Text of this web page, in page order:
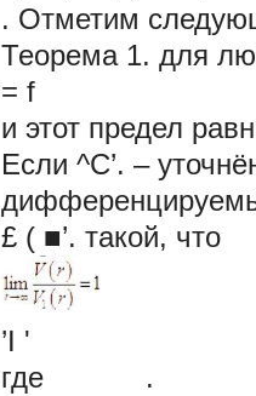
. Отметим
Теорема 1. для
= f
и этот предел
Если ^C’. –
£ ( ■’. такой, что
’I '
где .